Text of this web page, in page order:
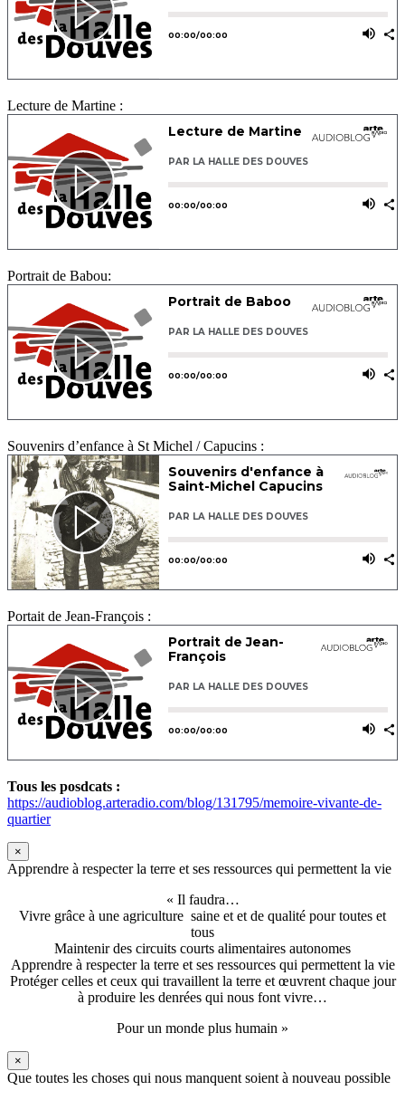
Lecture de Martine :
Portrait de Babou:
Souvenirs d’enfance à St Michel / Capucins :
Portait de Jean-François :
Tous les posdcats :
https://audioblog.arteradio.com/blog/131795/memoire-vivante-de-
quartier
×
Apprendre à respecter la terre et ses ressources qui permettent la vie
« Il faudra…
Vivre grâce à une agriculture saine et et de qualité pour toutes et
tous
Maintenir des circuits courts alimentaires autonomes
Apprendre à respecter la terre et ses ressources qui permettent la vie
Protéger celles et ceux qui travaillent la terre et œuvrent chaque jour
à produire les denrées qui nous font vivre…
Pour un monde plus humain »
×
Que toutes les choses qui nous manquent soient à nouveau possible